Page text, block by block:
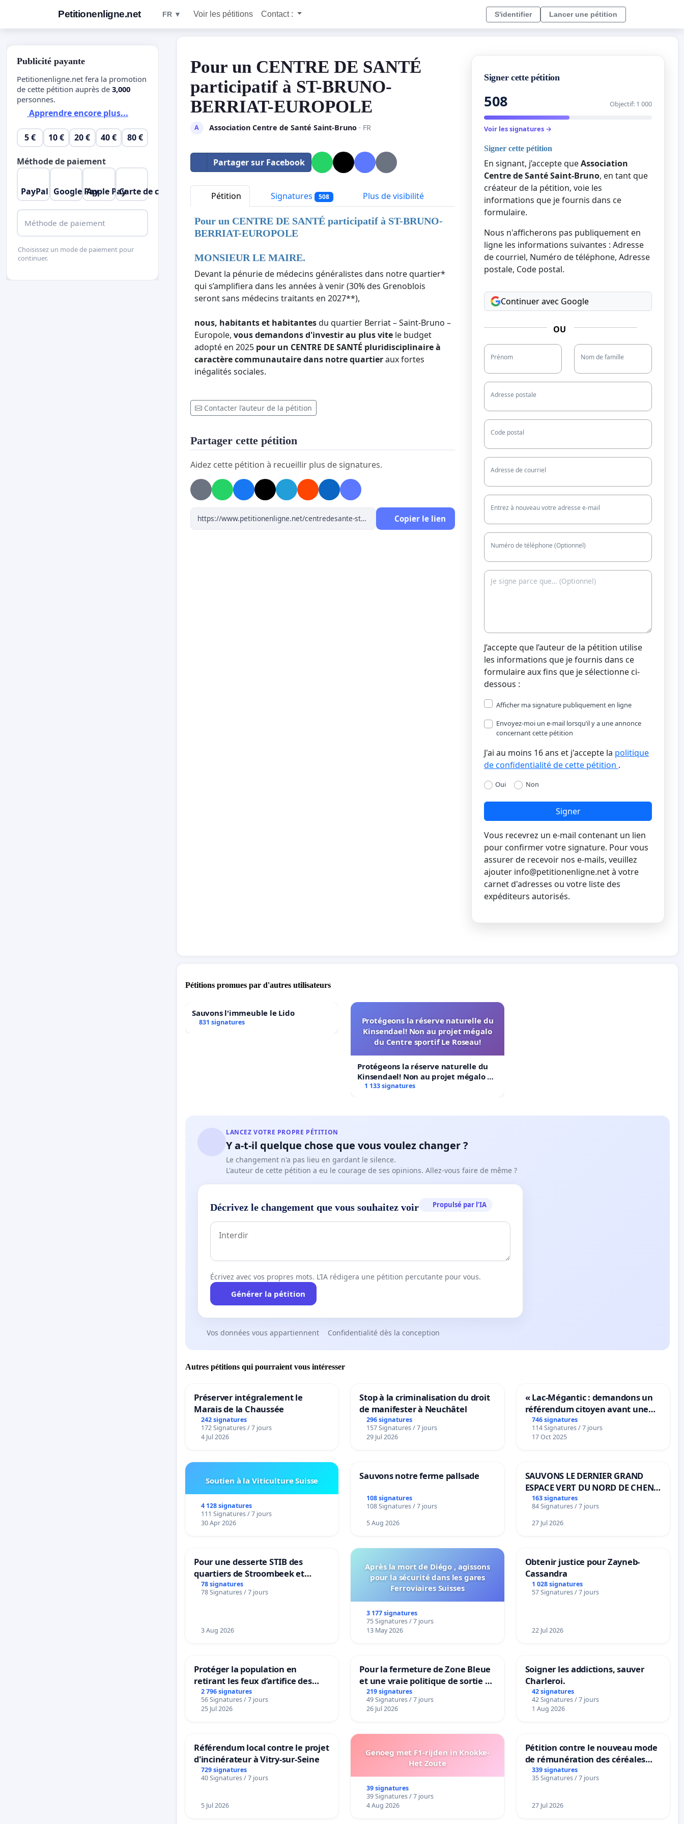
Petitionenligne.net FR ▼ Voir les pétitions Contact : S'identifier Lancer une pétition
Pour un CENTRE DE SANTÉ
participatif à ST-BRUNO-
BERRIAT-EUROPOLE
A Association Centre de Santé Saint-Bruno· FR
Partager sur Facebook
Pétition Signatures 508 Plus de visibilité
Pour un CENTRE DE SANTÉ participatif à ST-BRUNO-
BERRIAT-EUROPOLE
MONSIEUR LE MAIRE.
Devant la pénurie de médecins généralistes dans notre quartier*
qui s’amplifiera dans les années à venir (30% des Grenoblois
seront sans médecins traitants en 2027**),
nous, habitants et habitantesdu quartier Berriat – Saint-Bruno –
Europole, vous demandons d'investir au plus vite le budget
adopté en 2025 pour un CENTRE DE SANTÉ pluridisciplinaire à
caractère communautaire dans notre quartieraux fortes
inégalités sociales.
Contacter l’auteur de la pétition
Partager cette pétition
Aidez cette pétition à recueillir plus de signatures.
Copier le lien
Signer cette pétition
508 Objectif: 1 000
Voir les signatures →
Signer cette pétition
En signant, j’accepte queAssociation
Centre de Santé Saint-Bruno, en tant que
créateur de la pétition, voie les
informations que je fournis dans ce
formulaire.
Nous n'afficherons pas publiquement en
ligne les informations suivantes : Adresse
de courriel, Numéro de téléphone, Adresse
postale, Code postal.
Continuer avec Google
OU
Prénom Nom de famille
Adresse postale
Code postal
Adresse de courriel
Entrez à nouveau votre adresse e-mail
Numéro de téléphone (Optionnel)
J’accepte que l’auteur de la pétition utilise
les informations que je fournis dans ce
formulaire aux fins que je sélectionne ci-
dessous :
Afficher ma signature publiquement en ligne
Envoyez-moi un e-mail lorsqu’il y a une annonce
concernant cette pétition
J'ai au moins 16 ans et j'accepte la politique
de confidentialité de cette pétition .
Oui Non
Signer
Vous recevrez un e-mail contenant un lien
pour confirmer votre signature. Pour vous
assurer de recevoir nos e-mails, veuillez
ajouter info@petitionenligne.netà votre
carnet d'adresses ou votre liste des
expéditeurs autorisés.
Pétitions promues par d'autres utilisateurs
Sauvons l'immeuble le Lido
831 signatures
Protégeons la réserve naturelle du
Kinsendael! Non au projet mégalo
du Centre sportif Le Roseau!
Protégeons la réserve naturelle du
Kinsendael! Non au projet mégalo du
Centre sportif Le Roseau!
1 133 signatures
LANCEZ VOTRE PROPRE PÉTITION
Y a-t-il quelque chose que vous voulez changer ?
Le changement n'a pas lieu en gardant le silence.
L'auteur de cette pétition a eu le courage de ses opinions. Allez-vous faire de même ?
Décrivez le changement que vous souhaitez voir Propulsé par l’IA
Écrivez avec vos propres mots. L’IA rédigera une pétition percutante pour vous.
Générer la pétition
Vos données vous appartiennent Confidentialité dès la conception
Autres pétitions qui pourraient vous intéresser
Préserver intégralement le
Marais de la Chaussée
242 signatures
172 Signatures / 7 jours
4 Jul 2026
Stop à la criminalisation du droit
de manifester à Neuchâtel
296 signatures
157 Signatures / 7 jours
29 Jul 2026
« Lac-Mégantic : demandons un
référendum citoyen avant une
transformation irréversible de
notre territoire »
746 signatures
114 Signatures / 7 jours
17 Oct 2025
Soutien à la Viticulture Suisse
4 128 signatures
111 Signatures / 7 jours
30 Apr 2026
Sauvons notre ferme pallsade
108 signatures
108 Signatures / 7 jours
5 Aug 2026
SAUVONS LE DERNIER GRAND
ESPACE VERT DU NORD DE CHENE-
BOUGERIES
163 signatures
84 Signatures / 7 jours
27 Jul 2026
Pour une desserte STIB des
quartiers de Stroombeek et
Beauval - Voor een MIVB-
bediening van de wijken
78 signatures
78 Signatures / 7 jours
3 Aug 2026
Après la mort de Diégo , agissons
pour la sécurité dans les gares
Ferroviaires Suisses
3 177 signatures
75 Signatures / 7 jours
13 May 2026
Obtenir justice pour Zayneb-
Cassandra
1 028 signatures
57 Signatures / 7 jours
22 Jul 2026
Protéger la population en
retirant les feux d’artifice des
rayons
2 796 signatures
56 Signatures / 7 jours
25 Jul 2026
Pour la fermeture de Zone Bleue
et une vraie politique de sortie de
la dépendance
219 signatures
49 Signatures / 7 jours
26 Jul 2026
Soigner les addictions, sauver
Charleroi.
42 signatures
42 Signatures / 7 jours
1 Aug 2026
Référendum local contre le projet
d'incinérateur à Vitry-sur-Seine
729 signatures
40 Signatures / 7 jours
5 Jul 2026
Genoeg met F1-rijden in Knokke-
Het Zoute
39 signatures
39 Signatures / 7 jours
4 Aug 2026
Pétition contre le nouveau mode
de rémunération des céréales
panifiables de Swiss granum basé
sur la teneur en protéines
339 signatures
35 Signatures / 7 jours
27 Jul 2026
Publicité payante
Petitionenligne.net fera la promotion
de cette pétition auprès de 3,000
personnes.
Apprendre encore plus...
5 € 10 € 20 € 40 € 80 €
Méthode de paiement
PayPal Google PayApple PayCarte de crédit
Méthode de paiement
Choisissez un mode de paiement pour
continuer.